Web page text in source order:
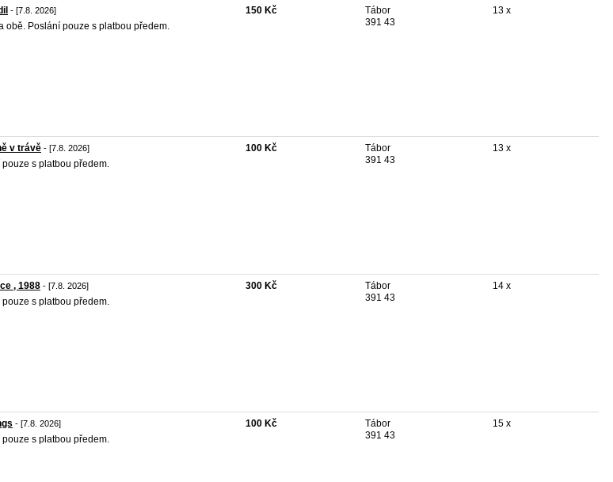
- [7.8. 2026]
obě. Poslání pouze s platbou předem.
150 Kč
Tábor
391 43
13 x
v trávě - [7.8. 2026]
s platbou předem.
100 Kč
Tábor
391 43
13 x
, 1988 - [7.8. 2026]
s platbou předem.
300 Kč
Tábor
391 43
14 x
- [7.8. 2026]
s platbou předem.
100 Kč
Tábor
391 43
15 x